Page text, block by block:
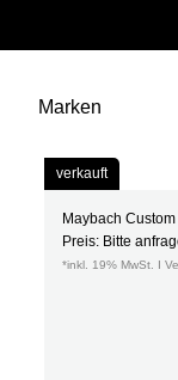
Marken
verkauft
Maybach
Preis: Bitte
*inkl. 19% MwSt. I